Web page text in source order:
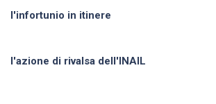
l'infortunio in itinere
l'azione di rivalsa dell'INAIL